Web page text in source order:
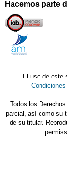
Hacemos parte
El uso de este
Condiciones
Todos los
parcial, así como su
de su titular.